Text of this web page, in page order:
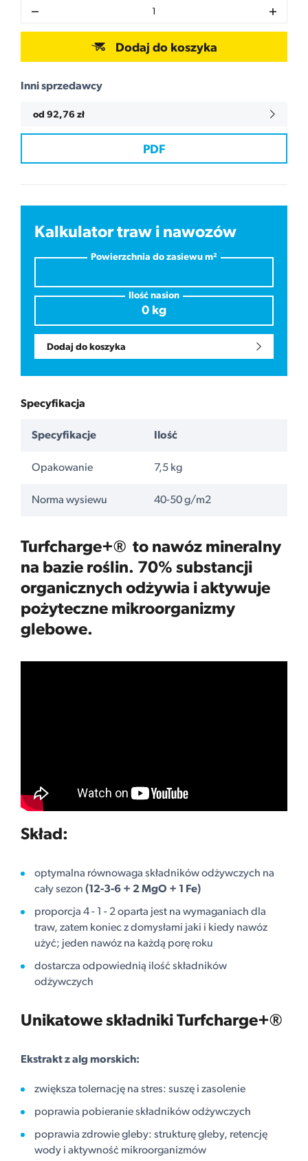
1
Dodaj do koszyka
Inni sprzedawcy
od 92,76 zł
PDF
Kalkulator traw i nawozów
Powierzchnia do zasiewu m²
Ilość nasion
Dodaj do koszyka
Specyfikacja
Specyfikacje Ilość
Opakowanie 7,5 kg
Norma wysiewu 40-50 g/m2
Turfcharge+® to nawóz mineralny
na bazie roślin. 70% substancji
organicznych odżywia i aktywuje
pożyteczne mikroorganizmy
glebowe.
Skład:
optymalna równowaga składników odżywczych na
cały sezon (12-3-6 + 2 MgO + 1 Fe)
proporcja 4 - 1 - 2 oparta jest na wymaganiach dla
traw, zatem koniec z domysłami jaki i kiedy nawóz
użyć; jeden nawóz na każdą porę roku
dostarcza odpowiednią ilość składników
odżywczych
Unikatowe składniki Turfcharge+®
Ekstrakt z alg morskich:
zwiększa tolernację na stres: suszę i zasolenie
poprawia pobieranie składników odżywczych
poprawia zdrowie gleby: strukturę gleby, retencję
wody i aktywność mikroorganizmów